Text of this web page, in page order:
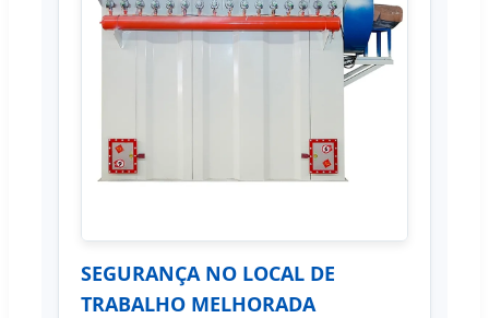
SEGURANÇA NO LOCAL DE
TRABALHO MELHORADA